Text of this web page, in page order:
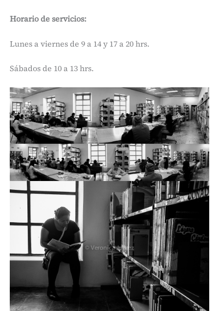
Horario de servicios:
Lunes a viernes de 9 a 14 y 17 a 20 hrs.
Sábados de 10 a 13 hrs.